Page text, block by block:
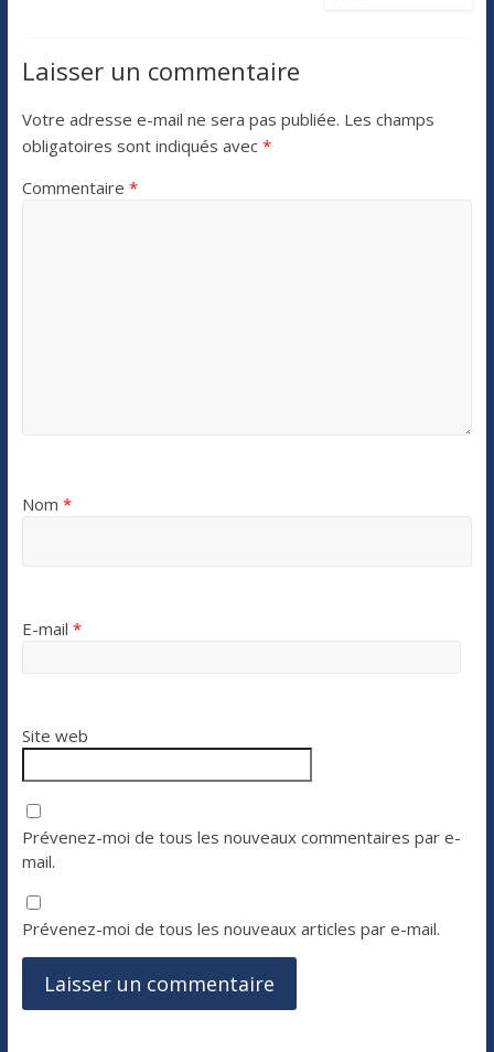
Laisser un commentaire
Votre adresse e-mail ne sera pas publiée. Les champs
obligatoires sont indiqués avec *
Commentaire *
Nom *
E-mail *
Site web
Prévenez-moi de tous les nouveaux commentaires par e-
mail.
Prévenez-moi de tous les nouveaux articles par e-mail.